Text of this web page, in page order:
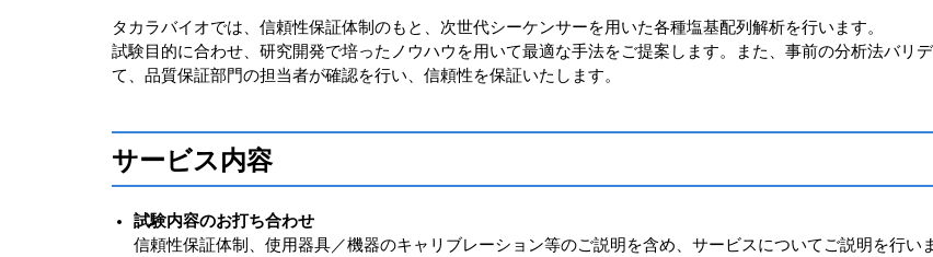
タカラバイオでは、信頼性保証体制のもと、次世代シーケンサーを用いた各種塩基配列解析を行います。
試験目的に合わせ、研究開発で培ったノウハウを用いて最適な手法をご提案します。また、事前の分析法バリ
て、品質保証部門の担当者が確認を行い、信頼性を保証いたします。
サービス内容
試験内容のお打ち合わせ
信頼性保証体制、使用器具／機器のキャリブレーション等のご説明を含め、サービスについてご説明を行